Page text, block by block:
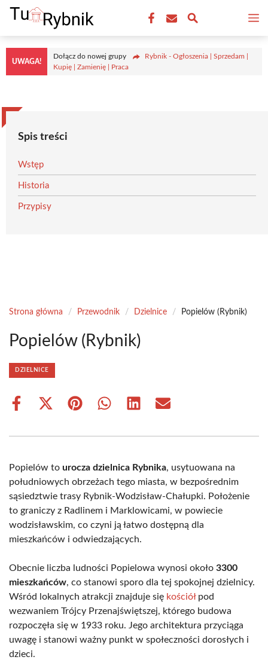
Przejdź
treści
UWAGA!
Dołącz do nowej grupy
Rybnik - Ogłoszenia | Sprzedam |
Kupię | Zamienię | Praca
Spis treści
Wstęp
Historia
Przypisy
Strona główna / Przewodnik / Dzielnice / Popielów (Rybnik)
Popielów (Rybnik)
DZIELNICE
Share
Share
(Twitter)
Share Share Share Share
Popielów to urocza dzielnica Rybnika, usytuowana na
południowych obrzeżach tego miasta, w bezpośrednim
sąsiedztwie trasy Rybnik-Wodzisław-Chałupki. Położenie
to graniczy z Radlinem i Marklowicami, w powiecie
wodzisławskim, co czyni ją łatwo dostępną dla
mieszkańców i odwiedzających.
Obecnie liczba ludności Popielowa wynosi około 3300
mieszkańców, co stanowi sporo dla tej spokojnej dzielnicy.
Wśród lokalnych atrakcji znajduje się kościółpod
wezwaniem Trójcy Przenajświętszej, którego budowa
rozpoczęła się w 1933 roku. Jego architektura przyciąga
uwagę i stanowi ważny punkt w społeczności dorosłych i
dzieci.